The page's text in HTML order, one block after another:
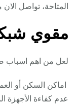
المتاحة، تواصل
مقوي
لعل من اهم اسباب
اماكن السكن أو
عدم كفاءة الأجهزة